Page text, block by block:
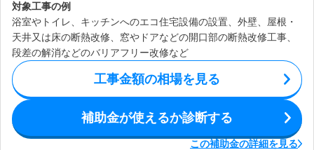
対象工事の例
浴室やトイレ、キッチンへのエコ住宅設備の設置、外壁、屋根・
天井又は床の断熱改修、窓やドアなどの開口部の断熱改修工事、
段差の解消などのバリアフリー改修など
工事金額の相場を見る
補助金が使えるか診断する
この補助金の詳細を見る